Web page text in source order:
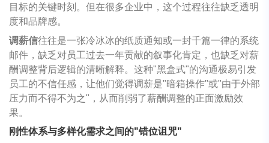
目标的关键时刻。但在很多企业中，这个过程往往缺乏透明
度和品牌感。
调薪信往往是一张冷冰冰的纸质通知或一封千篇一律的系统
邮件，缺乏对员工过去一年贡献的叙事化肯定，也缺乏对薪
酬调整背后逻辑的清晰解释。这种"黑盒式"的沟通极易引发
员工的不信任感，让他们觉得调薪是"暗箱操作"或"由于外部
压力而不得不为之"，从而削弱了薪酬调整的正面激励效
果。
刚性体系与多样化需求之间的"错位诅咒"